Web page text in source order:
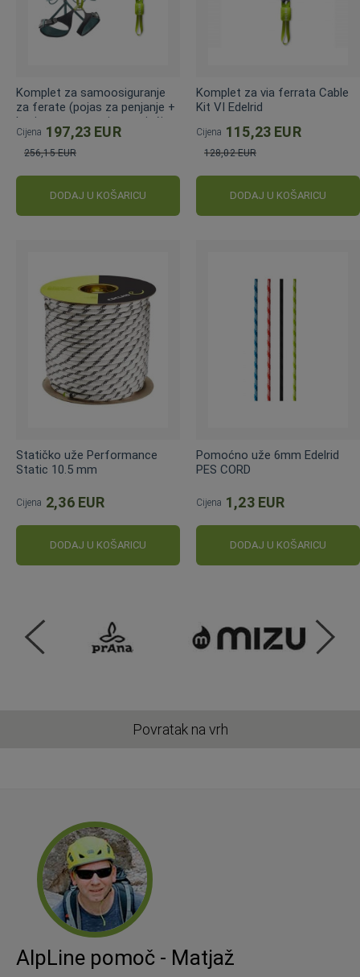
Komplet za samoosiguranje
za ferate (pojas za penjanje +
kaciga + samoosiguravajući
komplet)
Cijena 197,23 EUR
256,15 EUR
DODAJ U KOŠARICU
Komplet za via ferrata Cable
Kit VI Edelrid
Cijena 115,23 EUR
128,02 EUR
DODAJ U KOŠARICU
Statičko uže Performance
Static 10.5 mm
Cijena 2,36 EUR
DODAJ U KOŠARICU
Pomoćno uže 6mm Edelrid
PES CORD
Cijena 1,23 EUR
DODAJ U KOŠARICU
Povratak na vrh
AlpLine pomoč - Matjaž